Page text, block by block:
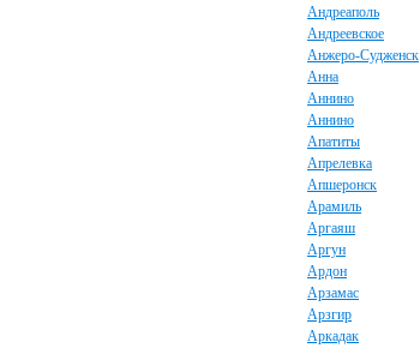
Андреаполь
Андреевское
Анжеро-Судженск
Анна
Аннино
Аннино
Апатиты
Апрелевка
Апшеронск
Арамиль
Аргаяш
Аргун
Ардон
Арзамас
Арзгир
Аркадак